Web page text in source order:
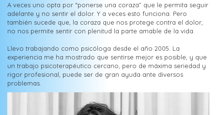
A veces uno opta por “ponerse una coraza” que le permita seguir
adelante y no sentir el dolor. Y a veces esto funciona. Pero
también sucede que, la coraza que nos protege contra el dolor,
no nos permite sentir con plenitud la parte amable de la vida.
Llevo trabajando como psicóloga desde el año 2005. La
experiencia me ha mostrado que sentirse mejor es posible, y que
un trabajo psicoterapéutico cercano, pero de máxima seriedad y
rigor profesional, puede ser de gran ayuda ante diversos
problemas.